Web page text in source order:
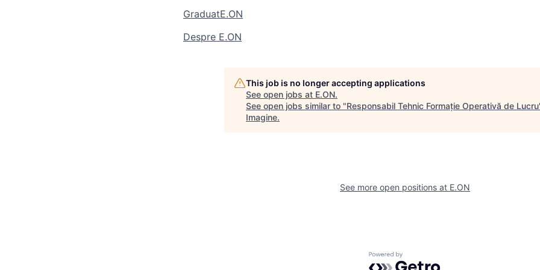
GraduatE.ON
Despre E.ON
This job is no longer accepting applications
See open jobs at E.ON.
See open jobs similar to "Responsabil Tehnic Formație Operativă de Lucru
Imagine.
See more open positions at E.ON
Powered by Getro.com